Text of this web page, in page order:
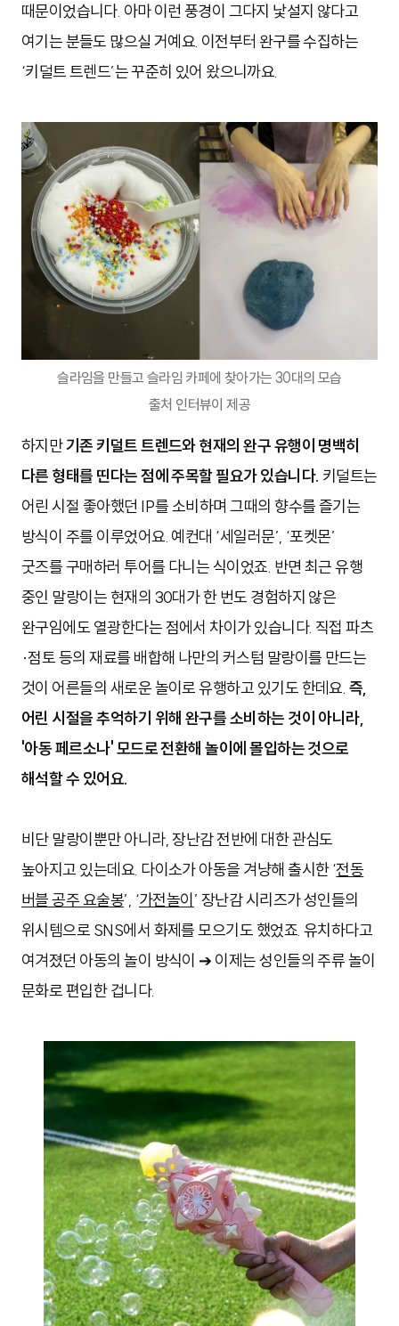
때문이었습니다. 아마 이런 풍경이 그다지 낯설지 않다고
여기는 분들도 많으실 거예요. 이전부터 완구를 수집하는
‘키덜트 트렌드’는 꾸준히 있어 왔으니까요.
슬라임을 만들고 슬라임 카페에 찾아가는 30대의 모습
출처 인터뷰이 제공
하지만기존 키덜트 트렌드와 현재의 완구 유행이 명백히
다른 형태를 띤다는 점에 주목할 필요가 있습니다. 키덜트는
어린 시절 좋아했던 IP를 소비하며 그때의 향수를 즐기는
방식이 주를 이루었어요. 예컨대 ‘세일러문’, ‘포켓몬’
굿즈를 구매하러 투어를 다니는 식이었죠. 반면 최근 유행
중인 말랑이는 현재의 30대가 한 번도 경험하지 않은
완구임에도 열광한다는 점에서 차이가 있습니다. 직접 파츠
·점토 등의 재료를 배합해 나만의 커스텀 말랑이를 만드는
것이 어른들의 새로운 놀이로 유행하고 있기도 한데요. 즉,
어린 시절을 추억하기 위해 완구를 소비하는 것이 아니라,
'아동 페르소나' 모드로 전환해 놀이에 몰입하는 것으로
해석할 수 있어요.
비단 말랑이뿐만 아니라, 장난감 전반에 대한 관심도
높아지고 있는데요. 다이소가 아동을 겨냥해 출시한 ‘전동
버블 공주 요술봉’, ‘가전놀이’ 장난감 시리즈가 성인들의
위시템으로 SNS에서 화제를 모으기도 했었죠. 유치하다고
여겨졌던 아동의 놀이 방식이 ➔ 이제는 성인들의 주류 놀이
문화로 편입한 겁니다.